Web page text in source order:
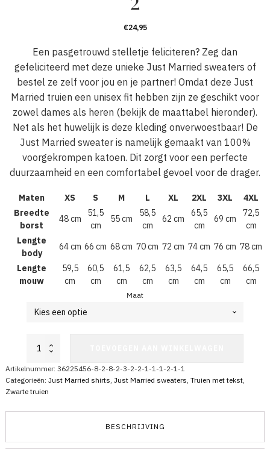
€24,95
Een pasgetrouwd stelletje feliciteren? Zeg dan
gefeliciteerd met deze unieke Just Married sweaters of
bestel ze zelf voor jou en je partner! Omdat deze Just
Married truien een unisex fit hebben zijn ze geschikt voor
zowel dames als heren (bekijk de maattabel hieronder).
Net als het huwelijk is deze kleding onverwoestbaar! De
Just Married sweater is namelijk gemaakt van 100%
voorgekrompen katoen. Dit zorgt voor een perfecte
duurzaamheid en een comfortabel gevoel voor de drager.
Maten XS S M L XL 2XL 3XL
4XL
Breedte
borst
48 cm
51,5
cm
55 cm
58,5
cm
62 cm
65,5
cm
69 cm
72,5
cm
Lengte
body
64 cm 66 cm 68 cm 70 cm 72 cm 74 cm 76 cm 78 cm
Lengte
mouw
59,5
cm
60,5
cm
61,5
cm
62,5
cm
63,5
cm
64,5
cm
65,5
cm
66,5
cm
Maat
Just
Married
Trui
Artikelnummer: 36225456-8-2-8-2-3-2-2-1-1-1-2-1-1
Categorieën: Just Married shirts Just Married sweaters Truien met tekst,
Zwarte truien
BESCHRIJVING